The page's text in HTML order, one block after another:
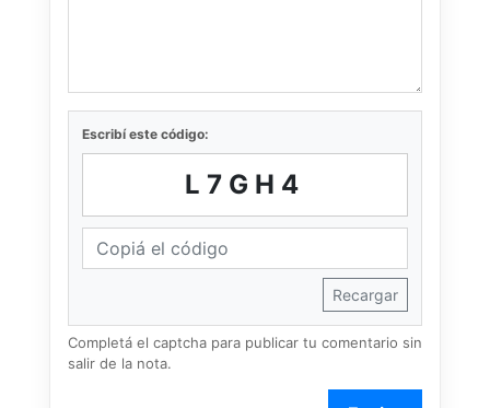
Escribí este código:
L7GH4
Recargar
Completá el captcha para publicar tu comentario sin
salir de la nota.